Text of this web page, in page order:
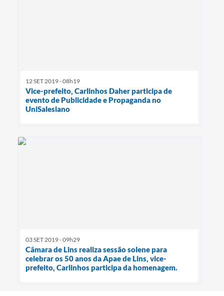
12 SET 2019 - 08h19
Vice-prefeito, Carlinhos Daher participa de
evento de Publicidade e Propaganda no
UniSalesiano
03 SET 2019 - 09h29
Câmara de Lins realiza sessão solene para
celebrar os 50 anos da Apae de Lins, vice-
prefeito, Carlinhos participa da homenagem.